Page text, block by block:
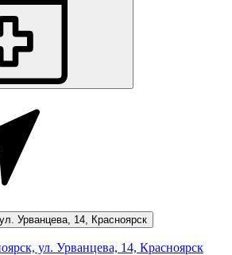
Урванцева, 14, Красноярск
ул. Урванцева, 14, Красноярск